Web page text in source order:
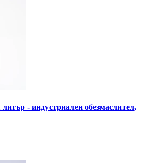
- индустриален обезмаслител,